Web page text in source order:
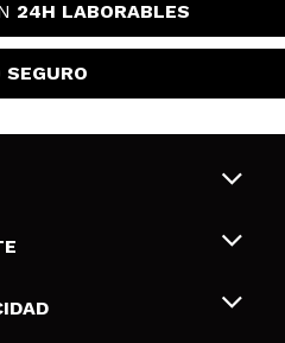
24H LABORABLES
SEGURO